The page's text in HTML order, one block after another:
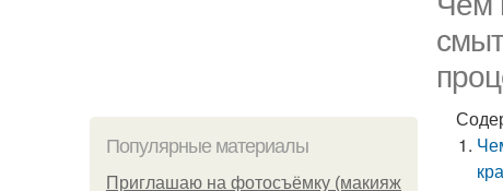
Популярные материалы
Приглашаю на фотосъёмку (макияж